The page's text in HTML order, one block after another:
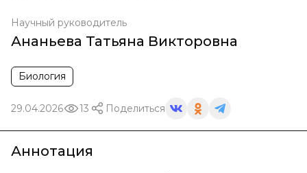
Научный руководитель
Ананьева Татьяна Викторовна
Биология
29.04.2026 13 Поделиться
Аннотация